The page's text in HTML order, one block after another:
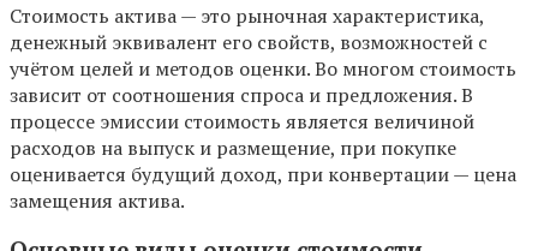
Стоимость актива — это рыночная характеристика,
денежный эквивалент его свойств, возможностей с
учётом целей и методов оценки. Во многом стоимость
зависит от соотношения спроса и предложения. В
процессе эмиссии стоимость является величиной
расходов на выпуск и размещение, при покупке
оценивается будущий доход, при конвертации — цена
замещения актива.